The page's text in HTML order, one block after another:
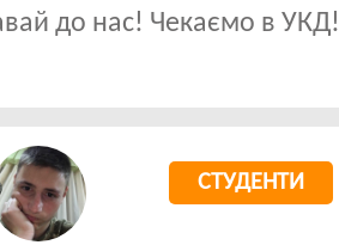
до нас! Чекаємо в УКД!
СТУДЕНТИ